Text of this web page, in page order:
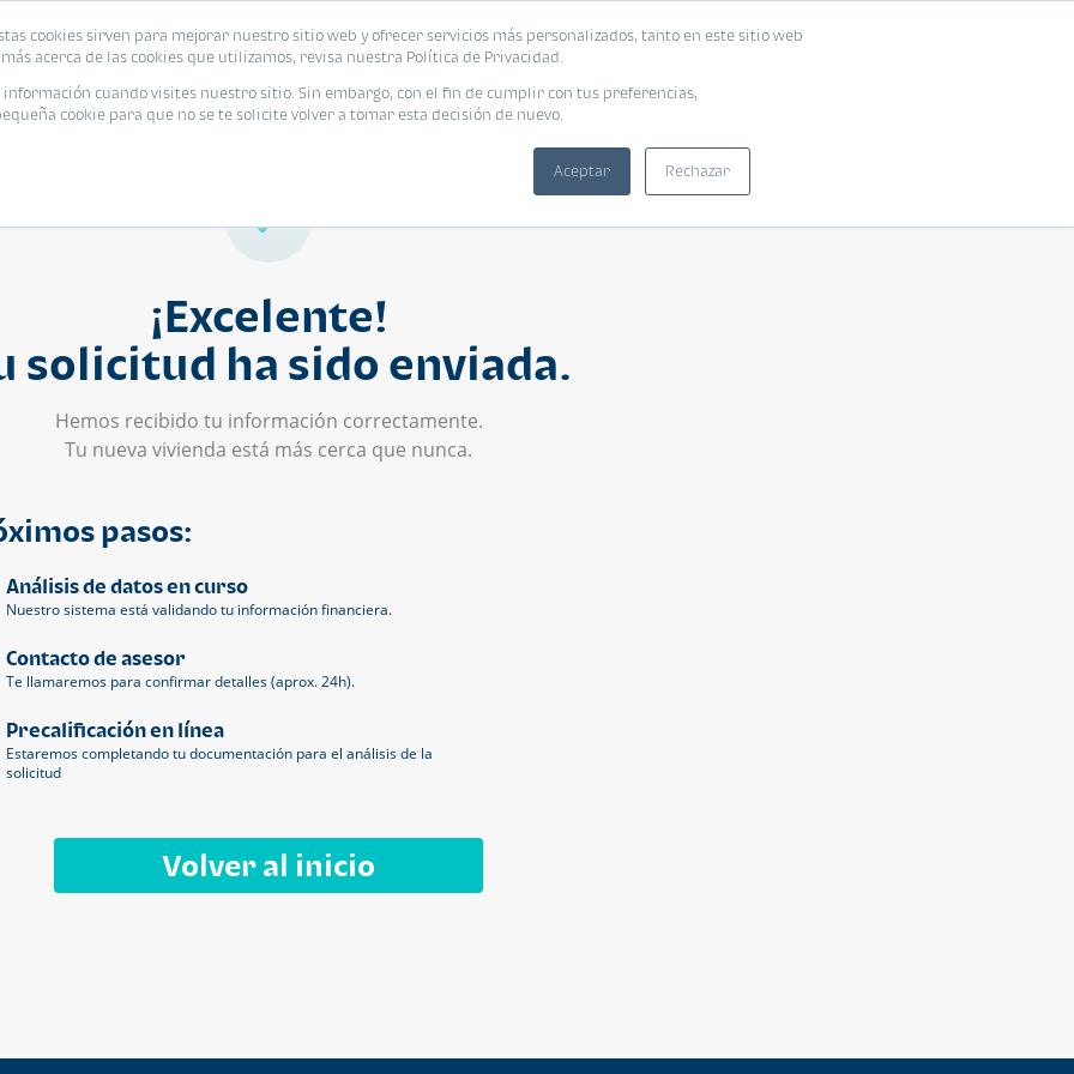
cookies sirven para mejorar nuestro sitio web y ofrecer servicios más personalizados, tanto en este sitio web
acerca de las cookies que utilizamos, revisa nuestra Política de Privacidad.
cuando visites nuestro sitio. Sin embargo, con el fin de cumplir con tus preferencias,
cookie para que no se te solicite volver a tomar esta decisión de nuevo.
Aceptar Rechazar
Eventos Promociones Blog Encuentra tu vivienda ideal
¡Excelente!
solicitud ha sido enviada.
Hemos recibido tu información correctamente.
Tu nueva vivienda está más cerca que nunca.
pasos:
Análisis de datos en curso
Nuestro sistema está validando tu información financiera.
Contacto de asesor
Te llamaremos para confirmar detalles (aprox. 24h).
Precalificación en línea
Estaremos completando tu documentación para el análisis de la
solicitud
Volver al inicio